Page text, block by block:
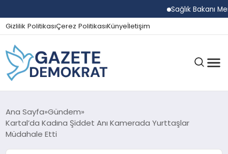
Sağlık Bakanı
Gizlilik PolitikasıÇerez PolitikasıKünyeİletişim
GÜNDEM
EKONOMI
Ana Sayfa Gündem
Kartal’da Kadına Şiddet Anı Kamerada Yurttaşlar
Müdahale Etti